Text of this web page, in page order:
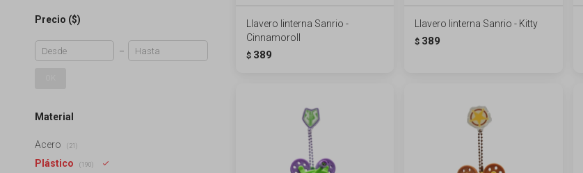
Llavero linterna Sanrio -
Cinnamoroll
$ 389
Llavero linterna Sanrio - Kitty
$ 389
Precio ($)
Material
Acero (21)
Plástico (190)